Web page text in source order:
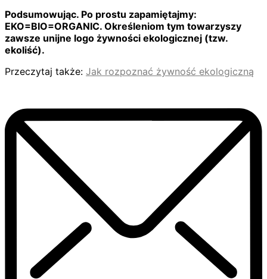
Podsumowując. Po prostu zapamiętajmy:
EKO=BIO=ORGANIC. Określeniom tym towarzyszy
zawsze unijne logo żywności ekologicznej (tzw.
ekoliść).
Przeczytaj także: Jak rozpoznać żywność ekologiczną